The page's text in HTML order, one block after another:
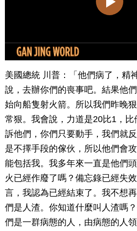
美國總統 川普：「他們病了，精
說，去辦你們的喪事吧。結果他
始向船隻射火箭。所以我們昨晚
常狠。我會說，力道是20比1，
訴他們，你們只要動手，我們就
是不擇手段的傢伙，所以他們會
能包括我。我多年來一直是他們
火已經作廢了嗎？備忘錄已經失
言，我認為已經結束了。我不想
們是人渣。你知道什麼叫人渣嗎
們是一群病態的人，由病態的人